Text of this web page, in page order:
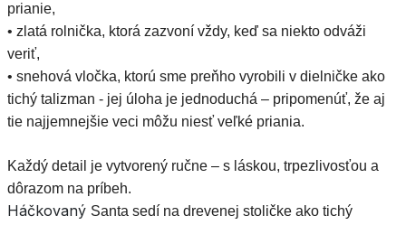
prianie,
• zlatá rolnička, ktorá zazvoní vždy, keď sa niekto odváži
veriť,
• snehová vločka, ktorú sme preňho vyrobili v dielničke ako
tichý talizman - jej úloha je jednoduchá – pripomenúť, že aj
tie najjemnejšie veci môžu niesť veľké priania.
Každý detail je vytvorený ručne – s láskou, trpezlivosťou a
dôrazom na príbeh.
Háčkovaný Santa sedí na drevenej stoličke ako tichý